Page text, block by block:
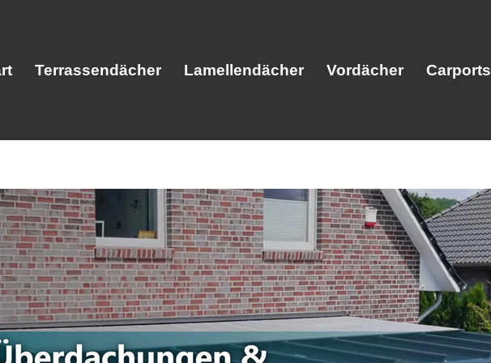
Terrassendächer Lamellendächer Vordächer Carports